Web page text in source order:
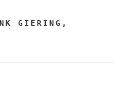
GIERING ,